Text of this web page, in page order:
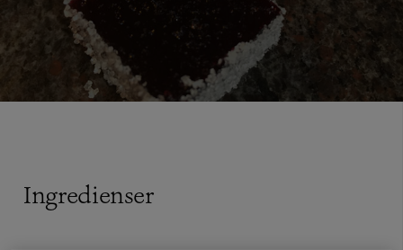
Ingredienser